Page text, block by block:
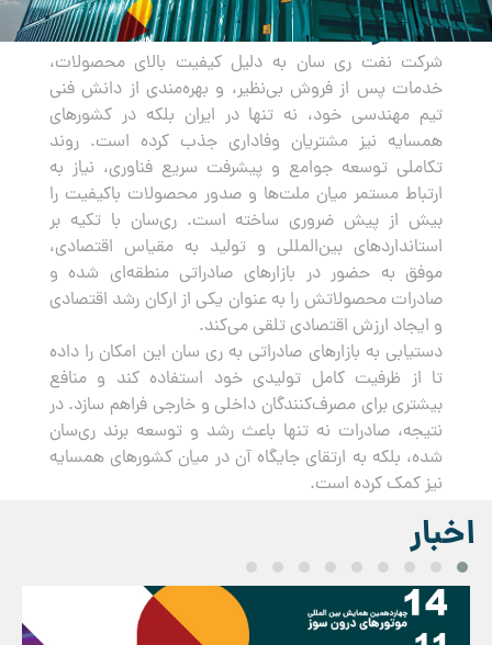
صادرات
شرکت نفت ری سان به دلیل کیفیت بالای محصولات،
خدمات پس از فروش بی‌نظیر، و بهره‌مندی از دانش فنی
تیم مهندسی خود، نه تنها در ایران بلکه در کشورهای
همسایه نیز مشتریان وفاداری جذب کرده است. روند
تکاملی توسعه جوامع و پیشرفت سریع فناوری، نیاز به
ارتباط مستمر میان ملت‌ها و صدور محصولات باکیفیت را
بیش از پیش ضروری ساخته است. ری‌سان با تکیه بر
استانداردهای بین‌المللی و تولید به مقیاس اقتصادی،
موفق به حضور در بازارهای صادراتی منطقه‌ای شده و
صادرات محصولاتش را به عنوان یکی از ارکان رشد اقتصادی
و ایجاد ارزش اقتصادی تلقی می‌کند.
دستیابی به بازارهای صادراتی به ری سان این امکان را داده
تا از ظرفیت کامل تولیدی خود استفاده کند و منافع
بیشتری برای مصرف‌کنندگان داخلی و خارجی فراهم سازد. در
نتیجه، صادرات نه تنها باعث رشد و توسعه برند ری‌سان
شده، بلکه به ارتقای جایگاه آن در میان کشورهای همسایه
نیز کمک کرده است.
اخبار